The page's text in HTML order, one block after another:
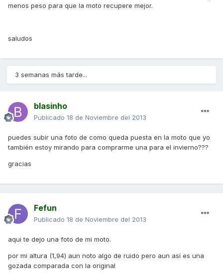
menos peso para que la moto recupere mejor.
saludos
3 semanas más tarde...
blasinho
Publicado 18 de Noviembre del 2013
puedes subir una foto de como queda puesta en la moto que yo
también estoy mirando para comprarme una para el invierno???
gracias
Fefun
Publicado 18 de Noviembre del 2013
aqui te dejo una foto de mi moto.
por mi altura (1,94) aun noto algo de ruido pero aun así es una
gozada comparada con la original